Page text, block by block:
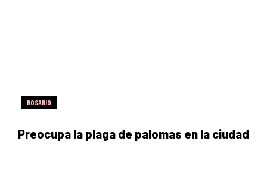
ROSARIO
Preocupa la plaga de palomas en la ciudad